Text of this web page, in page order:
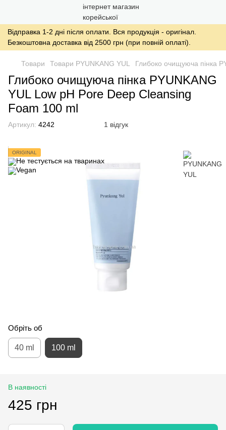
Відправка 1-2 дні після оплати. Вся продукція - оригінал.
Безкоштовна доставка від 2500 грн (при повній оплаті).
Товари Товари PYUNKANG YUL Глибоко очищуюча пінка
Глибоко очищуюча пінка PYUNKANG
YUL Low pH Pore Deep Cleansing
Foam 100 ml
Артикул: 4242 1 відгук
ORIGINAL
Обріть об
40 ml 100 ml
В наявності
425 грн